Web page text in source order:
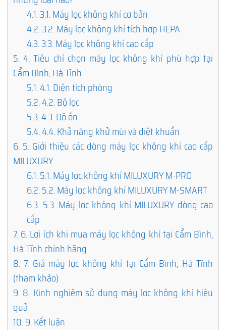
4.1.3.1. Máy lọc không khí cơ bản
4.2.3.2. Máy lọc không khí tích hợp HEPA
4.3.3.3. Máy lọc không khí cao cấp
5. 4. Tiêu chí chọn máy lọc không khí phù hợp tại
Cẩm Bình, Hà Tĩnh
5.1.4.1. Diện tích phòng
5.2.4.2. Bộ lọc
5.3.4.3. Độ ồn
5.4.4.4. Khả năng khử mùi và diệt khuẩn
6. 5. Giới thiệu các dòng máy lọc không khí cao cấp
MILUXURY
6.1.5.1. Máy lọc không khí MILUXURY M-PRO
6.2.5.2. Máy lọc không khí MILUXURY M-SMART
6.3. 5.3. Máy lọc không khí MILUXURY dòng cao
cấp
7. 6. Lợi ích khi mua máy lọc không khí tại Cẩm Bình,
Hà Tĩnh chính hãng
8. 7. Giá máy lọc không khí tại Cẩm Bình, Hà Tĩnh
(tham khảo)
9. 8. Kinh nghiệm sử dụng máy lọc không khí hiệu
quả
10.9. Kết luận